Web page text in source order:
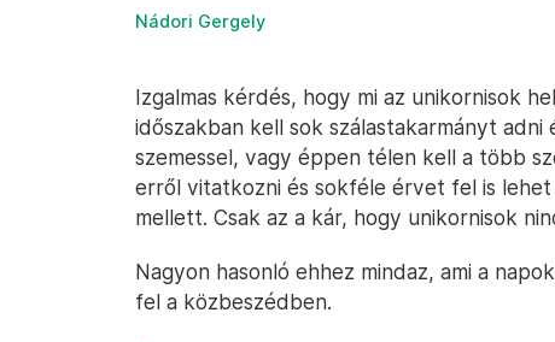
Nádori Gergely
Izgalmas kérdés, hogy mi az unikornisok
időszakban kell sok szálastakarmányt
szemessel, vagy éppen télen kell a több
erről vitatkozni és sokféle érvet fel is
mellett. Csak az a kár, hogy unikornisok
Nagyon hasonló ehhez mindaz, ami a
fel a közbeszédben.